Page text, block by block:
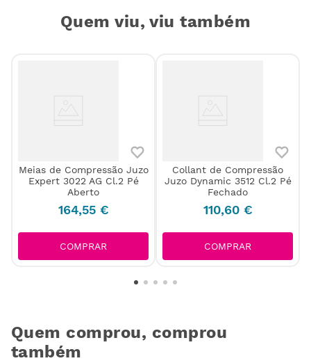
Quem viu, viu também
Meias de Compressão Juzo
Expert 3022 AG Cl.2 Pé
Aberto
164,55 €
COMPRAR
Collant de Compressão
Juzo Dynamic 3512 Cl.2 Pé
Fechado
110,60 €
COMPRAR
Quem comprou, comprou
também